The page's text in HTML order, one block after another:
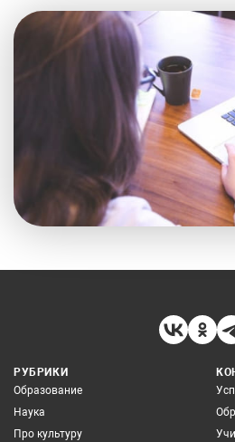
РУБРИКИ
Образование
Наука
Про культуру